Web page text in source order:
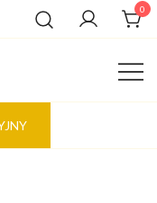
0
i szczerym